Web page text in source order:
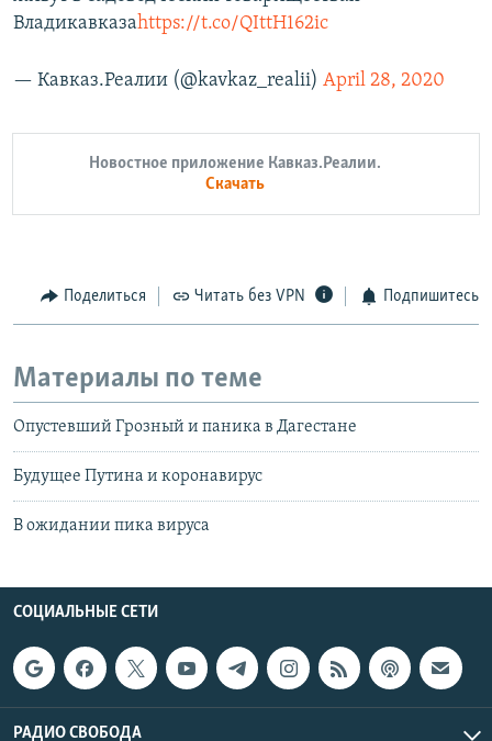
Владикавказаhttps://t.co/QIttH162ic
— Кавказ.Реалии (@kavkaz_realii) April 28, 2020
Новостное приложение Кавказ.Реалии.
Скачать
Поделиться Читать без VPN Подпишитесь
Материалы по теме
Опустевший Грозный и паника в Дагестане
Будущее Путина и коронавирус
В ожидании пика вируса
СОЦИАЛЬНЫЕ СЕТИ
РАДИО СВОБОДА